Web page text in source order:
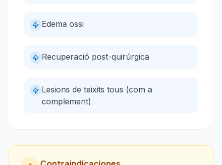
Edema ossi
Recuperació post-quirúrgica
Lesions de teixits tous (com a
complement)